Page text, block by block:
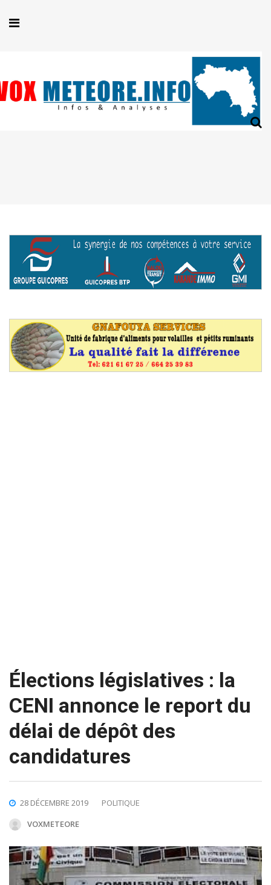
Élections législatives : la
CENI annonce le report du
délai de dépôt des
candidatures
28 DÉCEMBRE 2019
POLITIQUE
VOXMETEORE